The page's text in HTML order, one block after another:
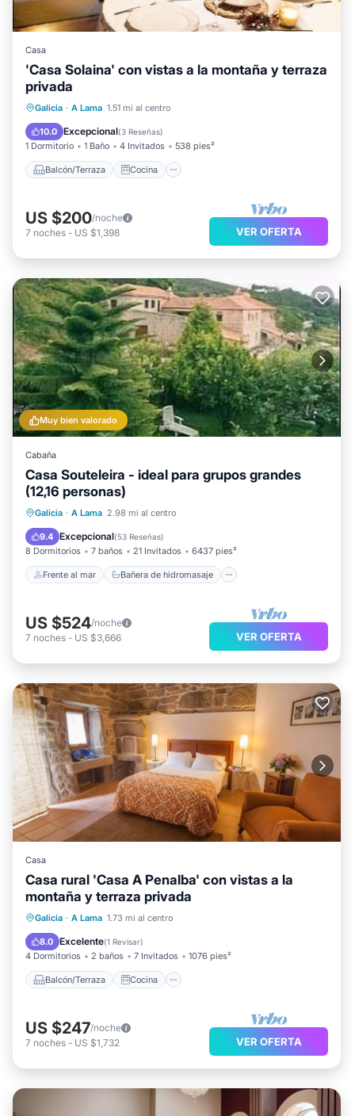
Casa
'Casa Solaina' con vistas a la montaña y terraza
privada
Galicia · A Lama 1.51 mi al centro
10.0 Excepcional(3 Reseñas)
1 Dormitorio 1 Baño 4 Invitados 538 pies²
Balcón/Terraza Cocina
Balcón/Terraza
Se admiten mascotas
US $200/noche
7 noches - US $1,398 VER OFERTA
Muy bien valorado
Cabaña
Casa Souteleira - ideal para grupos grandes
(12,16 personas)
Galicia · A Lama 2.98 mi al centro
9.4 Excepcional(53 Reseñas)
8 Dormitorios 7 baños 21 Invitados 6437 pies²
Frente al mar Bañera de hidromasaje
Frente al mar
Bañera de hidromasaje
Aparcamiento
US $524/noche
7 noches - US $3,666 VER OFERTA
Casa
Casa rural 'Casa A Penalba' con vistas a la
montaña y terraza privada
Galicia · A Lama 1.73 mi al centro
8.0 Excelente(1 Revisar)
4 Dormitorios 2 baños 7 Invitados 1076 pies²
Balcón/Terraza Cocina
Balcón/Terraza
Cocina
Se admiten mascotas
US $247/noche
7 noches - US $1,732 VER OFERTA